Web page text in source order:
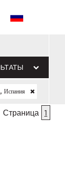
Страница 1